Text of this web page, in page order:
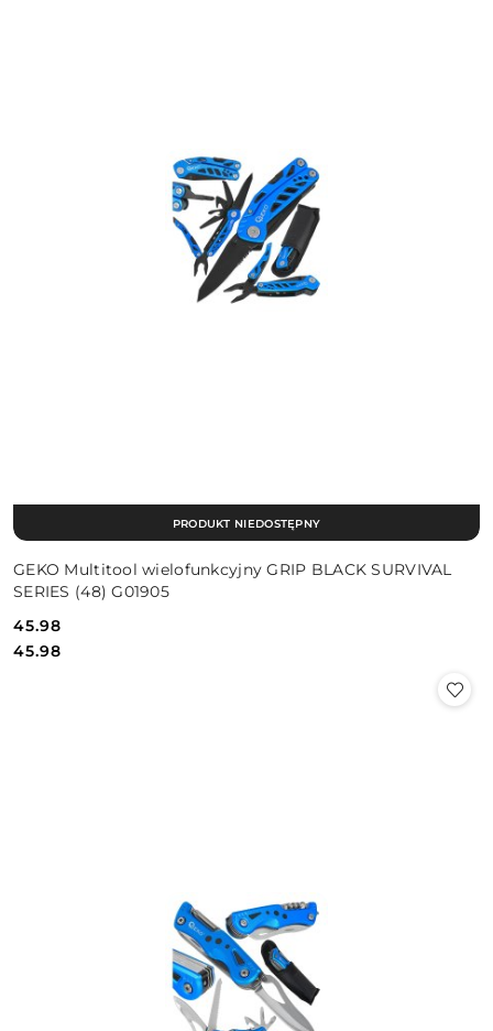
GEKO Multitool wielofunkcyjny GRIP BLACK SURVIVAL
SERIES (48) G01905
Cena:
45.98
Cena:
45.98
PRODUKT NIEDOSTĘPNY